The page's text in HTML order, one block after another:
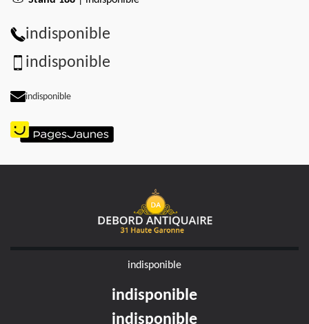
indisponible
indisponible
indisponible
indisponible
indisponible
indisponible